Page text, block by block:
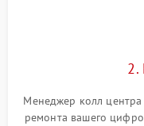
2.
Менеджер колл центра
ремонта вашего